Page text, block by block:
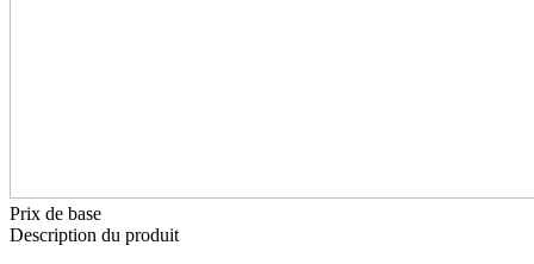
Prix de base
Description du produit